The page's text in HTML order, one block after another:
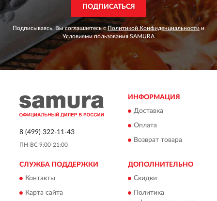
ПОДПИСАТЬСЯ
Подписываясь, Вы соглашаетесь сПолитикой Конфиденциальности и
Условиями пользования SAMURA
8 (499) 322-11-43
ПН-ВС 9:00-21:00
ИНФОРМАЦИЯ
Доставка
Оплата
Возврат товара
СЛУЖБА ПОДДЕРЖКИ
Контакты
Карта сайта
ДОПОЛНИТЕЛЬНО
Скидки
Политика